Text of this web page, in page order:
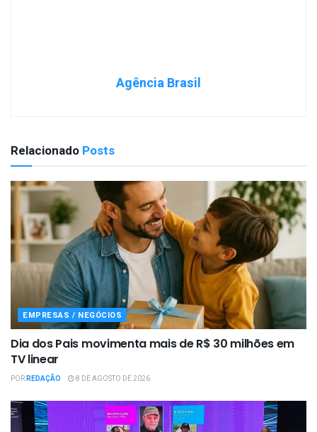
Agência Brasil
Relacionado Posts
EMPRESAS / NEGÓCIOS
Dia dos Pais movimenta mais de R$ 30 milhões em
TV linear
PORREDAÇÃO 8 DE AGOSTO DE 2026